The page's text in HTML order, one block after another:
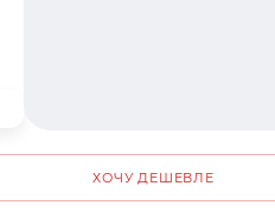
ХОЧУ ДЕШЕВЛЕ